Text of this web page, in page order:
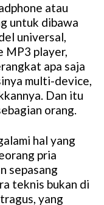
atau
untuk dibawa
universal,
MP3 player,
apa saja
multi-device,
Dan itu
orang.
hal yang
pria
sepasang
teknis bukan di
yang